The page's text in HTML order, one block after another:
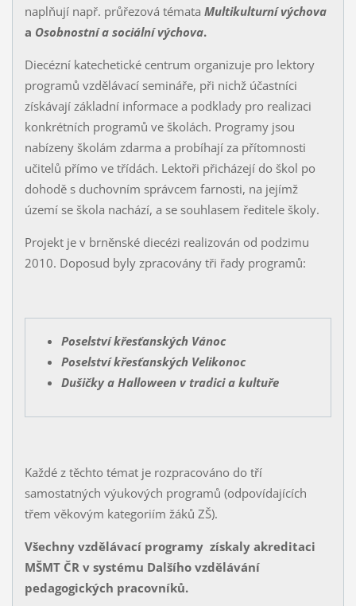
naplňují např. průřezová témata Multikulturní výchova
a Osobnostní a sociální výchova.
Diecézní katechetické centrum organizuje pro lektory
programů vzdělávací semináře, při nichž účastníci
získávají základní informace a podklady pro realizaci
konkrétních programů ve školách. Programy jsou
nabízeny školám zdarma a probíhají za přítomnosti
učitelů přímo ve třídách. Lektoři přicházejí do škol po
dohodě s duchovním správcem farnosti, na jejímž
území se škola nachází, a se souhlasem ředitele školy.
Projekt je v brněnské diecézi realizován od podzimu
2010. Doposud byly zpracovány tři řady programů:
Poselství křesťanských Vánoc
Poselství křesťanských Velikonoc
Dušičky a Halloween v tradici a kultuře
Každé z těchto témat je rozpracováno do tří
samostatných výukových programů (odpovídajících
třem věkovým kategoriím žáků ZŠ).
Všechny vzdělávací programy získaly akreditaci
MŠMT ČR v systému Dalšího vzdělávání
pedagogických pracovníků.